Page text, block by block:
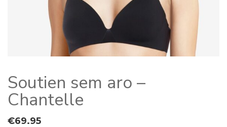
Soutien sem aro –
Chantelle
€69.95